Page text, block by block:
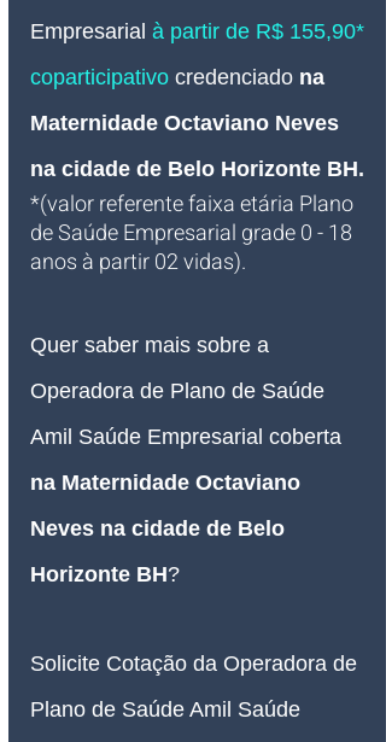
Empresarial à partir de R$ 155,90*
coparticipativo credenciado na
Maternidade Octaviano Neves
na cidade de Belo Horizonte BH.
*(valor referente faixa etária Plano
de Saúde Empresarial grade 0 - 18
anos à partir 02 vidas).
Quer saber mais sobre a
Operadora de Plano de Saúde
Amil Saúde Empresarial coberta
na Maternidade Octaviano
Neves na cidade de Belo
Horizonte BH?
Solicite Cotação da Operadora de
Plano de Saúde Amil Saúde